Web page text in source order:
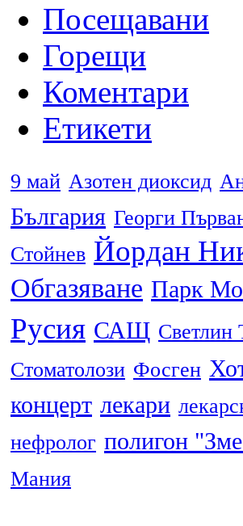
Посещавани
Горещи
Коментари
Етикети
9 май Азотен диоксид
България Георги
Стойнев Йордан
Обгазяване Парк
Русия САЩ Светлин
Стоматолози Фосген
концерт лекари
нефролог полигон
Мания